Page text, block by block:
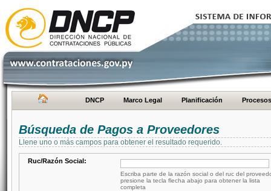
DNCP Marco Legal Planificación Procesos
Búsqueda de Pagos a Proveedores
Llene uno o más campos para obtener el resultado requerido.
Ruc/Razón Social:
Escriba parte de la razón social o del ruc del
presione la tecla flecha abajo para obtener la lista
completa